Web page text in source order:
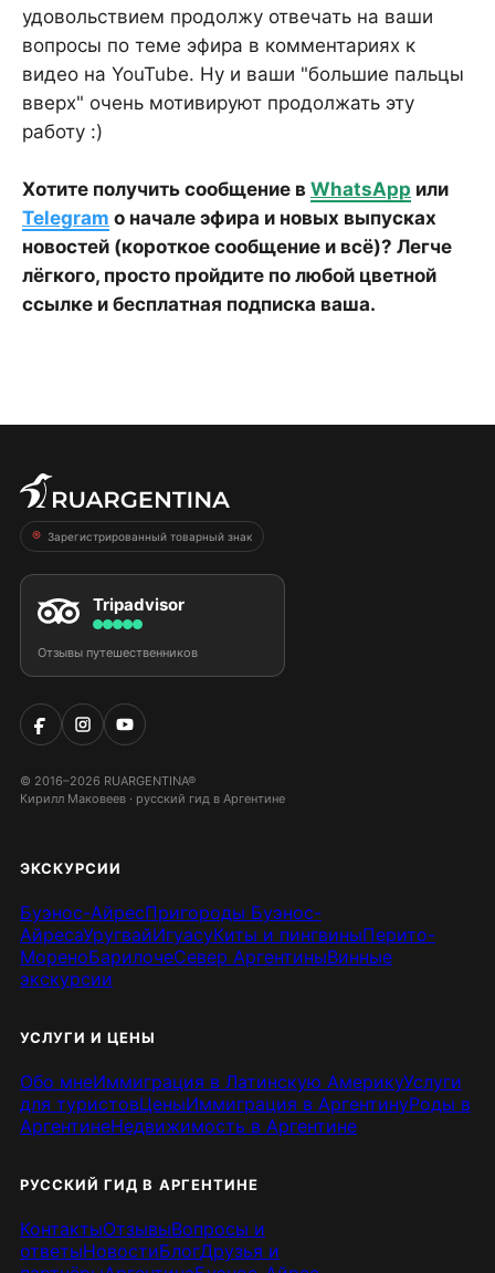
удовольствием продолжу отвечать на ваши
вопросы по теме эфира в комментариях к
видео на YouTube. Ну и ваши "большие пальцы
вверх" очень мотивируют продолжать эту
работу :)
Хотите получить сообщение в WhatsApp или
Telegram о начале эфира и новых выпусках
новостей (короткое сообщение и всё)? Легче
лёгкого, просто пройдите по любой цветной
ссылке и бесплатная подписка ваша.
Зарегистрированный товарный знак
Tripadvisor
Отзывы путешественников
© 2016–2026 RUARGENTINA®
Кирилл Маковеев · русский гид в Аргентине
ЭКСКУРСИИ
Буэнос-АйресПригороды Буэнос-
АйресаУругвайИгуасуКиты и пингвиныПерито-
МореноБарилочеСевер АргентиныВинные
экскурсии
УСЛУГИ И ЦЕНЫ
Обо мнеИммиграция в Латинскую АмерикуУслуги
для туристовЦеныИммиграция в АргентинуРоды в
АргентинеНедвижимость в Аргентине
РУССКИЙ ГИД В АРГЕНТИНЕ
КонтактыОтзывыВопросы и
ответыНовостиБлогДрузья и